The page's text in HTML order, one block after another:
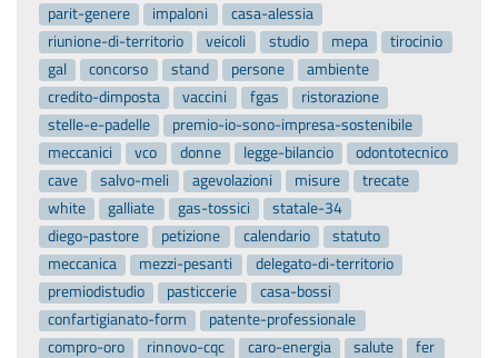
gal
concorso stand persone
ambiente
credito-dimposta
vaccini fgas
ristorazione
stelle-e-padelle
premio-io-sono-impresa-sostenibile
meccanici
vco donne legge-bilancio
odontotecnico
cave
salvo-meli agevolazioni misure
trecate
white
galliate gas-tossici
statale-34
diego-pastore
petizione calendario
statuto
meccanica
mezzi-pesanti
delegato-di-territorio
premiodistudio
pasticcerie
casa-bossi
confartigianato-form
patente-professionale
compro-oro
rinnovo-cqc caro-energia
draghi
piemonte tirocinio-aziende
trasporto-rifiuti
responsabile
europa controlli divieti
bonus-novara